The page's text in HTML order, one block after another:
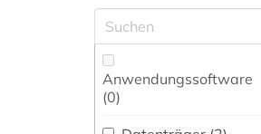
Sport (0)
Technik (0)
Theologie und
Religionswissenschaften
kommunikation (1)
kriegszerstörung (1)
kronländer (1)
Bulgarien (11)
Byzantinisches
Reich (1)
Deutschland (4)
Anwendungssoftware
(0)